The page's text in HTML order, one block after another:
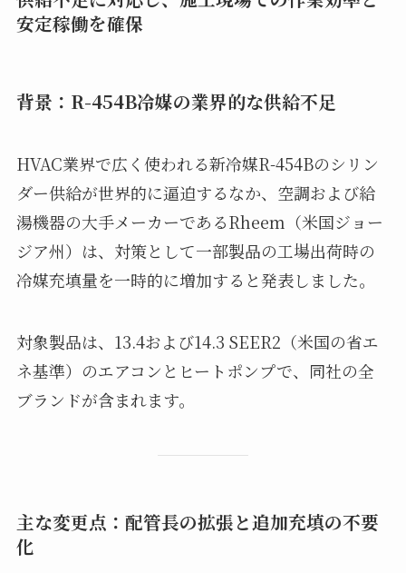
安定稼働を確保
背景：R-454B冷媒の業界的な供給不足
HVAC業界で広く使われる新冷媒R-454Bのシリン
ダー供給が世界的に逼迫するなか、空調および給
湯機器の大手メーカーであるRheem（米国ジョー
ジア州）は、対策として一部製品の工場出荷時の
冷媒充填量を一時的に増加すると発表しました。
対象製品は、13.4および14.3 SEER2（米国の省エ
ネ基準）のエアコンとヒートポンプで、同社の全
ブランドが含まれます。
主な変更点：配管長の拡張と追加充填の不要
化